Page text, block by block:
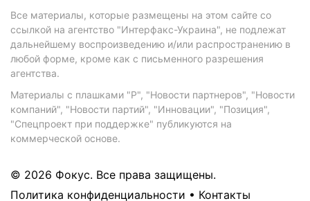
Все материалы, которые размещены на этом сайте со
ссылкой на агентство "Интерфакс-Украина", не подлежат
дальнейшему воспроизведению и/или распространению в
любой форме, кроме как с письменного разрешения
агентства.
Материалы с плашками "Р", "Новости партнеров", "Новости
компаний", "Новости партий", "Инновации", "Позиция",
"Спецпроект при поддержке" публикуются на
коммерческой основе.
© 2026 Фокус. Все права защищены.
Политика конфиденциальности • Контакты